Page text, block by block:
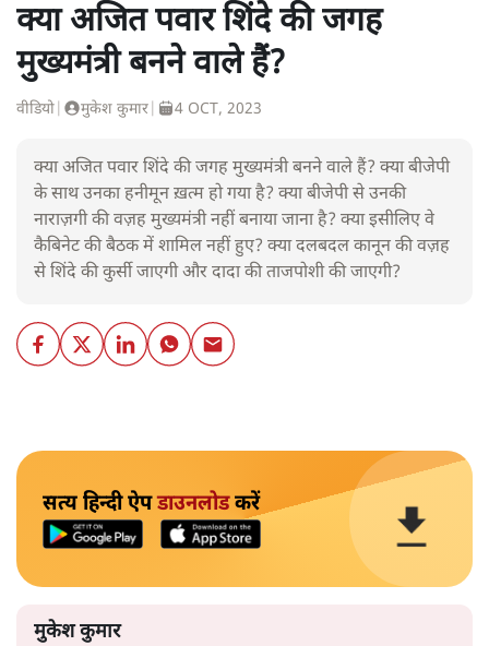
क्या अजित पवार शिंदे की जगह
मुख्यमंत्री बनने वाले हैं?
वीडियो मुकेश कुमार 4 OCT, 2023
क्या अजित पवार शिंदे की जगह मुख्यमंत्री बनने वाले हैं? क्या बीजेपी
के साथ उनका हनीमून ख़त्म हो गया है? क्या बीजेपी से उनकी
नाराज़गी की वज़ह मुख्यमंत्री नहीं बनाया जाना है? क्या इसीलिए वे
कैबिनेट की बैठक में शामिल नहीं हुए? क्या दलबदल कानून की वज़ह
से शिंदे की कुर्सी जाएगी और दादा की ताजपोशी की जाएगी?
सत्य हिन्दी ऐपडाउनलोडकरें
मुकेश कुमार